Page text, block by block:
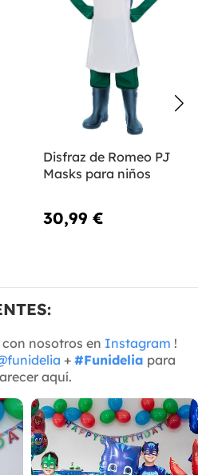
Disfraz de Romeo PJ
Masks para niños
30,99 €
nosotros en Instagram !
+ #Funidelia para
aquí.